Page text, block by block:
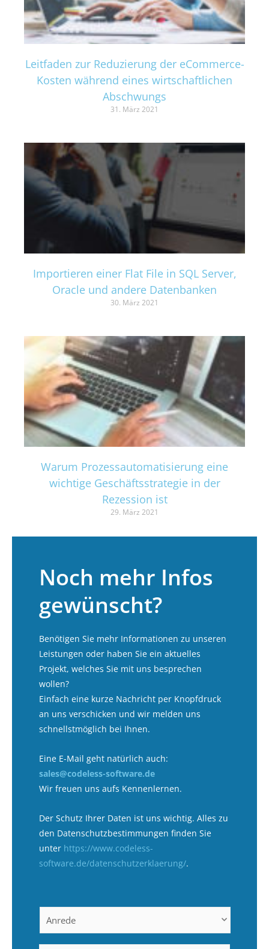
Leitfaden zur Reduzierung der eCommerce-
Kosten während eines wirtschaftlichen
Abschwungs
31. März 2021
Importieren einer Flat File in SQL Server,
Oracle und andere Datenbanken
30. März 2021
Warum Prozessautomatisierung eine
wichtige Geschäftsstrategie in der
Rezession ist
29. März 2021
Noch mehr Infos
gewünscht?
Benötigen Sie mehr Informationen zu unseren
Leistungen oder haben Sie ein aktuelles
Projekt, welches Sie mit uns besprechen
wollen?
Einfach eine kurze Nachricht per Knopfdruck
an uns verschicken und wir melden uns
schnellstmöglich bei Ihnen.
Eine E-Mail geht natürlich auch:
sales@codeless-software.de
Wir freuen uns aufs Kennenlernen.
Der Schutz Ihrer Daten ist uns wichtig. Alles zu
den Datenschutzbestimmungen finden Sie
unter https://www.codeless-
software.de/datenschutzerklaerung/.